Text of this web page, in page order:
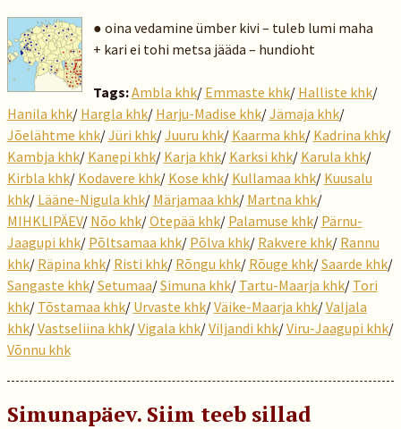
● oina vedamine ümber kivi – tuleb lumi maha
+ kari ei tohi metsa jääda – hundioht
Tags:Ambla khk/ Emmaste khk/ Halliste khk/
Hanila khk/ Hargla khk/ Harju-Madise khk/Jämaja khk/
Jõelähtme khk/Jüri khk/Juuru khk/ Kaarma khk/ Kadrina khk/
Kambja khk/ Kanepi khk/ Karja khk/ Karksi khk/ Karula khk/
Kirbla khk/ Kodavere khk/ Kose khk/ Kullamaa khk/ Kuusalu
khk/ Lääne-Nigula khk/ Märjamaa khk/ Martna khk/
MIHKLIPÄEV/ Nõo khk/Otepää khk/ Palamuse khk/ Pärnu-
Jaagupi khk/ Põltsamaa khk/ Põlva khk/ Rakvere khk/ Rannu
khk/ Räpina khk/ Risti khk/ Rõngu khk/ Rõuge khk/Saarde khk/
Sangaste khk/Setumaa/Simuna khk/ Tartu-Maarja khk/ Tori
khk/ Tõstamaa khk/ Urvaste khk/Väike-Maarja khk/Valjala
khk/Vastseliina khk/Vigala khk/Viljandi khk/Viru-Jaagupi khk/
Võnnu khk
Simunapäev. Siim teeb sillad